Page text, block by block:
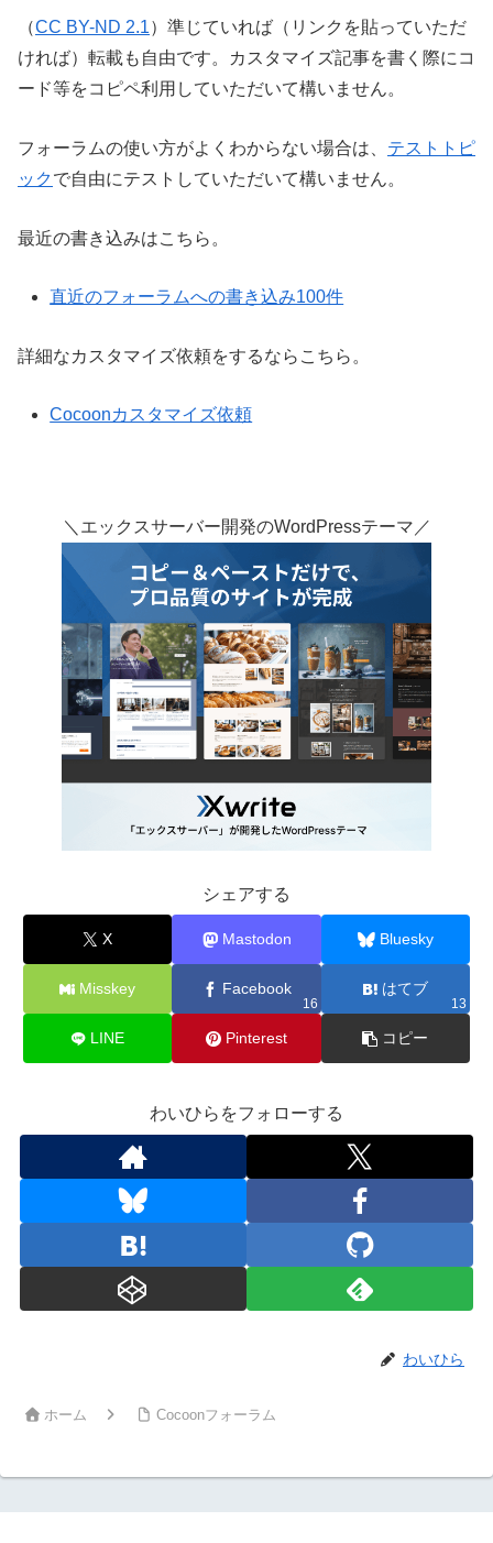
（CC BY-ND 2.1）準じていれば（リンクを貼っていただ
ければ）転載も自由です。カスタマイズ記事を書く際にコ
ード等をコピペ利用していただいて構いません。
フォーラムの使い方がよくわからない場合は、 テストトピ
ックで自由にテストしていただいて構いません。
最近の書き込みはこちら。
直近のフォーラムへの書き込み100件
詳細なカスタマイズ依頼をするならこちら。
Cocoonカスタマイズ依頼
＼エックスサーバー開発のWordPressテーマ／
シェアする
X Mastodon Bluesky
Misskey Facebook
16
はてブ
13
LINE Pinterest コピー
わいひらをフォローする
わいひら
ホーム Cocoonフォーラム